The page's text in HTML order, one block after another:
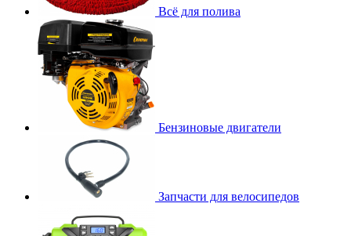
Всё для полива
Бензиновые двигатели
Запчасти для велосипедов